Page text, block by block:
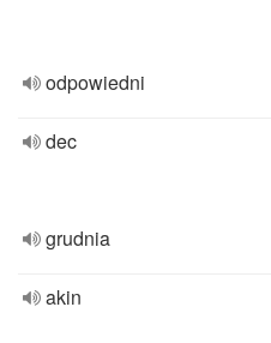
odpowiedni
dec
grudnia
akin